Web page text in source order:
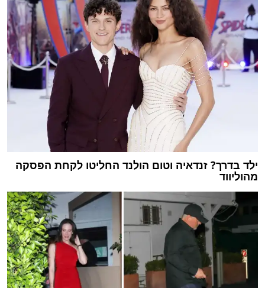
ילד בדרך? זנדאיה וטום הולנד החליטו לקחת הפסקה
מהוליווד